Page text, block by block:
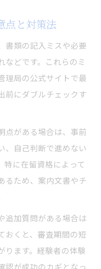
点と対策法
書類の記入ミスや必要
などです。これらのミ
理局の公式サイトで最
前にダブルチェックす
点がある場合は、事前
、自己判断で進めない
特に在留資格によって
るため、案内文書やチ
追加質問がある場合は
おくと、審査期間の短
ります。経験者の体験
認が成功のカギとなっ